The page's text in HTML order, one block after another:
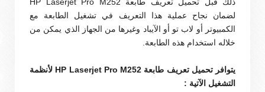
لضمان نجاح عملية هذا التعريف في تشغيل الطابعة مع
الكمبيوتر أو لاب تو أو الآيباد وغيرها من الجهاز الذي يمكن من
خلاله استخدام هذه الطابعة.
يتوافر تحميل تعريف طابعة HP Laserjet Pro M252 لأنظمة
التشغيل الآتية :